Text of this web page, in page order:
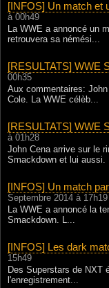
[INFOS] Un match et
à 00h49
La WWE a annoncé un
retrouvera sa némési...
[RESULTATS] WWE
00h35
Aux commentaires:
Cole. La WWE célèb...
[RESULTATS] WWE
à 01h28
John Cena arrive sur le
Smackdown et lui aussi.
[INFOS] Un match
Septembre 2014 à 17h19
La WWE a annoncé la
Smackdown. L...
[INFOS] Les dark
15h49
Des Superstars de NXT
l'enregistrement...